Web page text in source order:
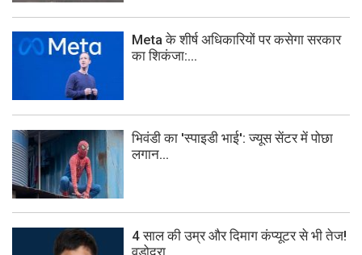
Meta के शीर्ष अधिकारियों पर कसेगा सरकार
का शिकंजा:...
भिवंडी का 'स्पाइडी भाई': ज्यूस सेंटर में पोछा
लगान...
4 साल की उम्र और दिमाग कंप्यूटर से भी तेज!
वडोदरा ...